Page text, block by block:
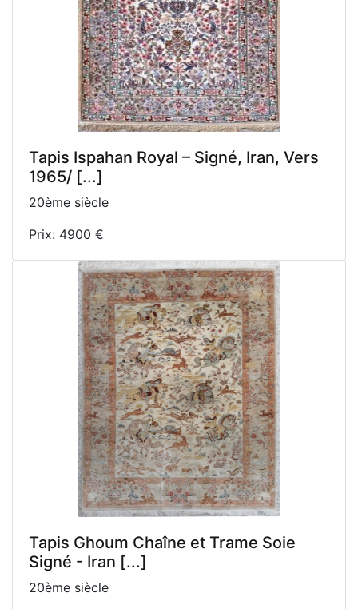
Tapis Ispahan Royal – Signé, Iran, Vers
1965/ [...]
20ème siècle
Prix: 4900 €
Tapis Ghoum Chaîne et Trame Soie
Signé - Iran [...]
20ème siècle